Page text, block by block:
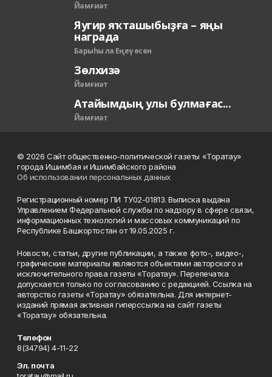
Йәмғиәт
Яугир яҡташыбыҙға – яңы
награда
Барыһы ла Еңеү өсөн
Зөлхизә
Йәмғиәт
Атайымдың улы булмағас...
Йәмғиәт
© 2026 Сайт общественно-политической газеты «Торатау»
города Ишимбая и Ишимбайского района
Об использовании персональных данных
Регистрационный номер ПИ ТУ02-01813. Выписка выдана
Управлением Федеральной службы по надзору в сфере связи,
информационных технологий и массовых коммуникаций по
Республике Башкортостан от 19.05.2025 г.
Новости, статьи, другие публикации, а также фото-, видео-,
графические материалы являются объектами авторского и
исключительного права газеты «Торатау». Перепечатка
допускается только по согласованию с редакцией. Ссылка на
авторство газеты «Торатау» обязательна. Для интернет-
изданий прямая активная гиперссылка на сайт газеты
«Торатау» обязательна.
Телефон
8(34794) 4-11-22
Эл. почта